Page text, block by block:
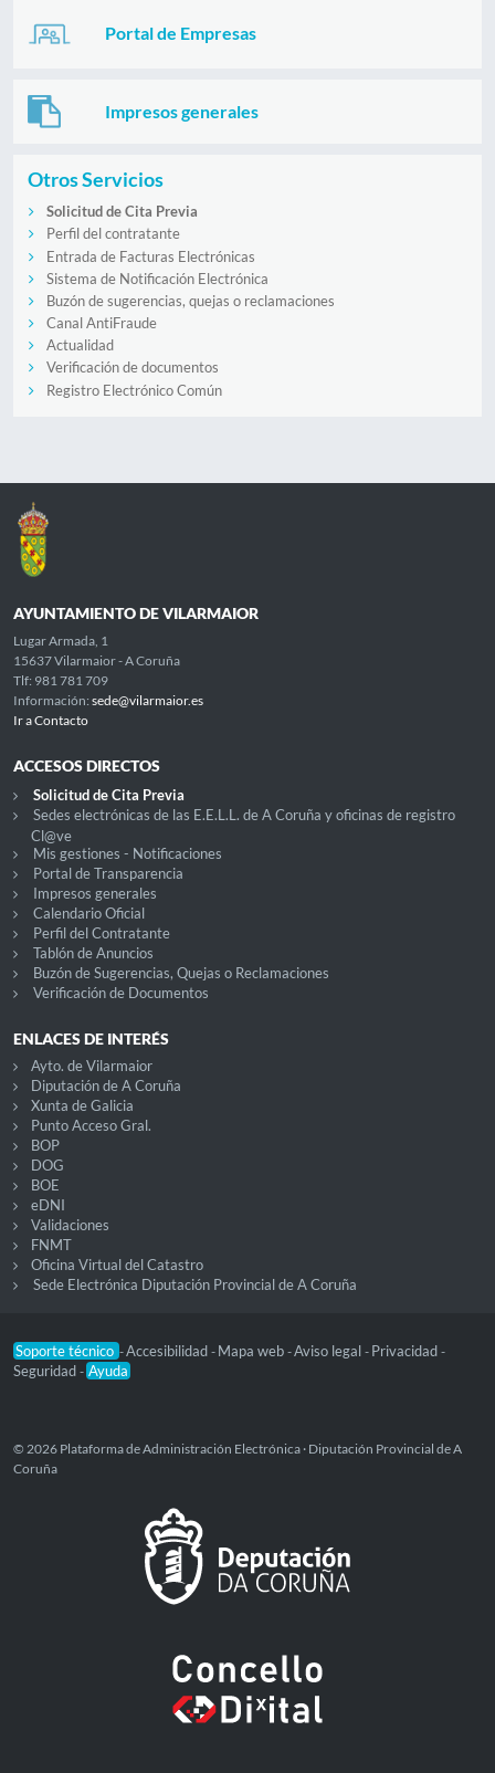
Portal de Empresas
Impresos generales
Otros Servicios
Solicitud de Cita Previa
Perfil del contratante
Entrada de Facturas Electrónicas
Sistema de Notificación Electrónica
Buzón de sugerencias, quejas o reclamaciones
Canal AntiFraude
Actualidad
Verificación de documentos
Registro Electrónico Común
AYUNTAMIENTO DE VILARMAIOR
Lugar Armada, 1
15637 Vilarmaior - A Coruña
Tlf: 981 781 709
Información: sede@vilarmaior.es
Ir a Contacto
ACCESOS DIRECTOS
Solicitud de Cita Previa
Sedes electrónicas de las E.E.L.L. de A Coruña y oficinas de registro
Cl@ve
Mis gestiones - Notificaciones
Portal de Transparencia
Impresos generales
Calendario Oficial
Perfil del Contratante
Tablón de Anuncios
Buzón de Sugerencias, Quejas o Reclamaciones
Verificación de Documentos
ENLACES DE INTERÉS
Ayto. de Vilarmaior
Diputación de A Coruña
Xunta de Galicia
Punto Acceso Gral.
BOP
DOG
BOE
eDNI
Validaciones
FNMT
Oficina Virtual del Catastro
Sede Electrónica Diputación Provincial de A Coruña
Soporte técnico -Accesibilidad - Mapa web -Aviso legal - Privacidad -
Seguridad - Ayuda
© 2026 Plataforma de Administración Electrónica · Diputación Provincial de A
Coruña